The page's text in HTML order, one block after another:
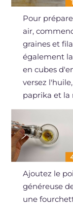
Pour
air,
graines et
également
en cubes
versez
paprika et la
Ajoutez le
généreuse
une